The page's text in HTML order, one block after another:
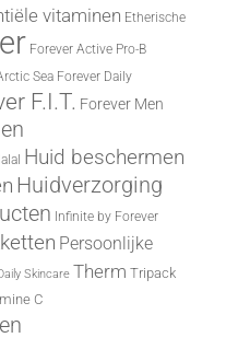
vitaminen Etherische
Forever Active Pro-B
Sea Forever Daily
F.I.T. Forever Men
Huid beschermen
Huidverzorging
Infinite by Forever
Persoonlijke
Skincare Therm Tripack
C